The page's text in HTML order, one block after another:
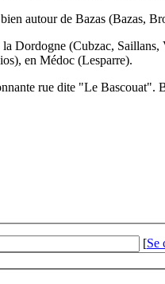
autour de Bazas (Bazas,
Dordogne (Cubzac, Saillans,
en Médoc (Lesparre).
rue dite "Le Bascouat".
[Se